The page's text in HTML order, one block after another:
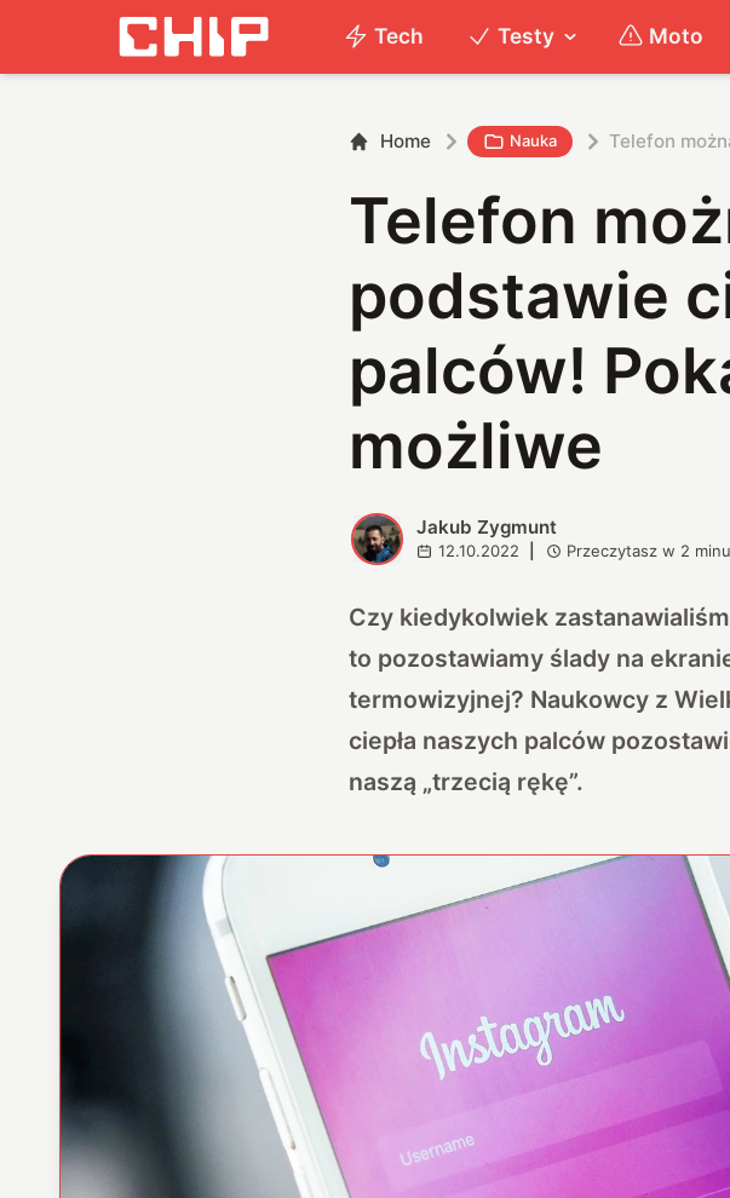
Tech Testy Moto
Home Nauka Telefon
Telefon
podstawie
palców!
możliwe
J Jakub Zygmunt
12.10.2022 Przeczytasz w 2
Czy kiedykolwiek
to pozostawiamy ślady na
termowizyjnej? Naukowcy z
ciepła naszych palców
naszą „trzecią rękę”.